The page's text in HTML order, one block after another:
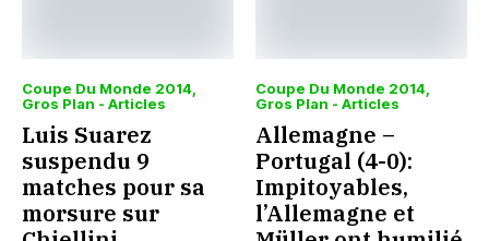
Coupe Du Monde 2014
Gros Plan - Articles
Luis Suarez
suspendu 9
matches pour sa
morsure sur
Coupe Du Monde 2014
Gros Plan - Articles
Allemagne –
Portugal (4-0):
Impitoyables,
l’Allemagne et